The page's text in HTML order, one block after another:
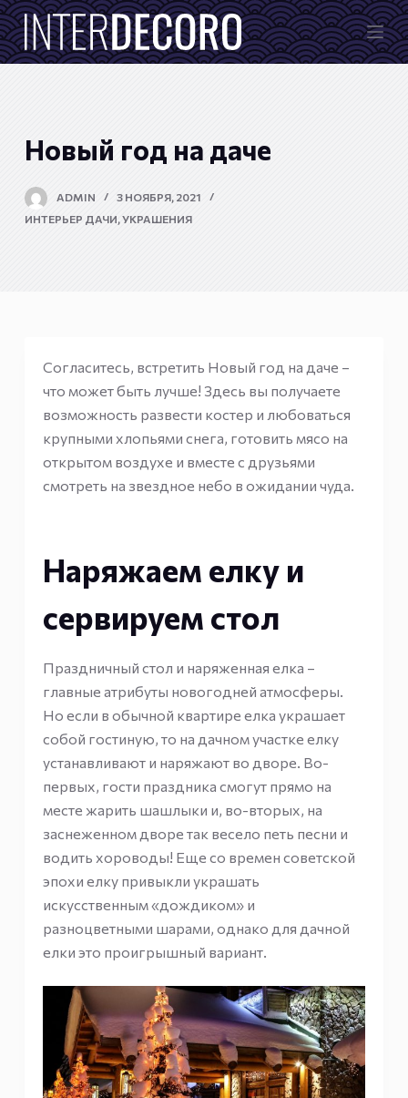
П
е
р
Новый год на даче
ADMIN
3 НОЯБРЯ, 2021
ИНТЕРЬЕР ДАЧИ,УКРАШЕНИЯ
Согласитесь, встретить Новый год на даче –
что может быть лучше! Здесь вы получаете
возможность развести костер и любоваться
крупными хлопьями снега, готовить мясо на
открытом воздухе и вместе с друзьями
смотреть на звездное небо в ожидании чуда.
Наряжаем елку и
сервируем стол
Праздничный стол и наряженная елка –
главные атрибуты новогодней атмосферы.
Но если в обычной квартире елка украшает
собой гостиную, то на дачном участке елку
устанавливают и наряжают во дворе. Во-
первых, гости праздника смогут прямо на
месте жарить шашлыки и, во-вторых, на
заснеженном дворе так весело петь песни и
водить хороводы! Еще со времен советской
эпохи елку привыкли украшать
искусственным «дождиком» и
разноцветными шарами, однако для дачной
елки это проигрышный вариант.